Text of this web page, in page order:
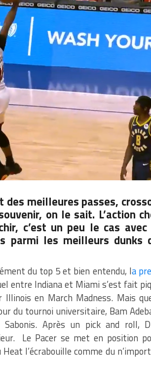
meilleures passes,
on le sait. L’action
c’est un peu le cas avec
parmi les meilleurs dunks
du top 5 et bien entendu, la
entre Indiana et Miami s’est fait
en March Madness. Mais
du tournoi universitaire, Bam
Après un pick and roll,
Le Pacer se met en position
l’écrabouille comme du